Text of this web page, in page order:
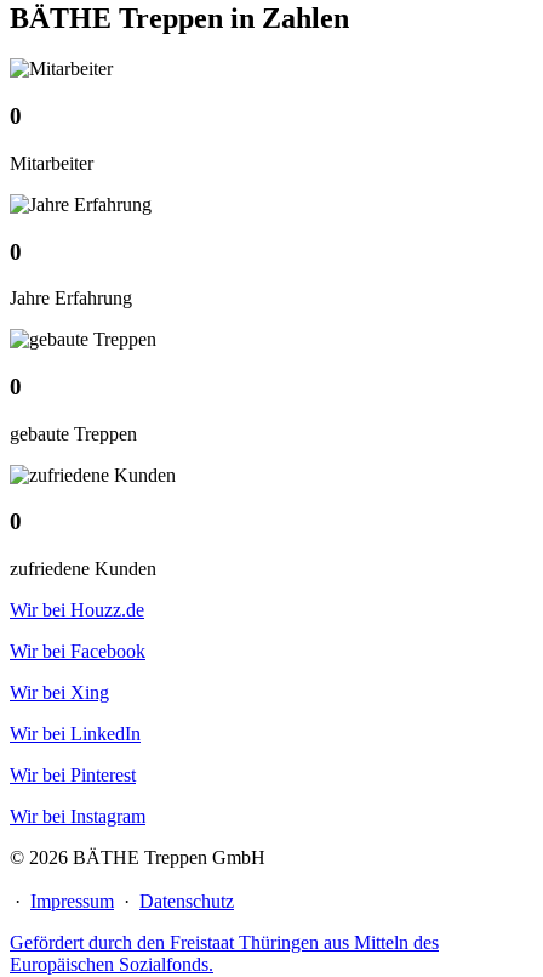
BÄTHE Treppen in Zahlen
0
Mitarbeiter
0
Jahre Erfahrung
0
gebaute Treppen
0
zufriedene Kunden
Wir bei Houzz.de
Wir bei Facebook
Wir bei Xing
Wir bei LinkedIn
Wir bei Pinterest
Wir bei Instagram
© 2026 BÄTHE Treppen GmbH
· Impressum · Datenschutz
Gefördert durch den Freistaat Thüringen aus Mitteln des
Europäischen Sozialfonds.